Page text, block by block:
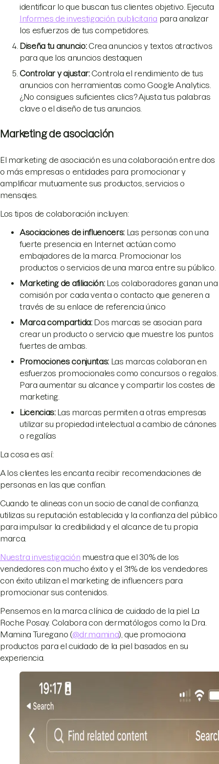
identificar lo que buscan tus clientes objetivo. Ejecuta
Informes de investigación publicitaria para analizar
los esfuerzos de tus competidores.
Diseña tu anuncio:Crea anuncios y textos atractivos
para que los anuncios destaquen
Controlar y ajustar:Controla el rendimiento de tus
anuncios con herramientas como Google Analytics.
¿No consigues suficientes clics? Ajusta tus palabras
clave o el diseño de tus anuncios.
Marketing de asociación
El marketing de asociación es una colaboración entre dos
o más empresas o entidades para promocionar y
amplificar mutuamente sus productos, servicios o
mensajes.
Los tipos de colaboración incluyen:
Asociaciones de influencers: Las personas con una
fuerte presencia en Internet actúan como
embajadores de la marca. Promocionar los
productos o servicios de una marca entre su público.
Marketing de afiliación:Los colaboradores ganan una
comisión por cada venta o contacto que generen a
través de su enlace de referencia único
Marca compartida:Dos marcas se asocian para
crear un producto o servicio que muestre los puntos
fuertes de ambas.
Promociones conjuntas:Las marcas colaboran en
esfuerzos promocionales como concursos o regalos.
Para aumentar su alcance y compartir los costes de
marketing.
Licencias:Las marcas permiten a otras empresas
utilizar su propiedad intelectual a cambio de cánones
o regalías
La cosa es así:
A los clientes les encanta recibir recomendaciones de
personas en las que confían.
Cuando te alineas con un socio de canal de confianza,
utilizas su reputación establecida y la confianza del público
para impulsar la credibilidad y el alcance de tu propia
marca.
Nuestra investigación muestra que el 30% de los
vendedores con mucho éxito y el 31% de los vendedores
con éxito utilizan el marketing de influencers para
promocionar sus contenidos.
Pensemos en la marca clínica de cuidado de la piel La
Roche Posay. Colabora con dermatólogos como la Dra.
Mamina Turegano (@dr.mamina), que promociona
productos para el cuidado de la piel basados en su
experiencia.